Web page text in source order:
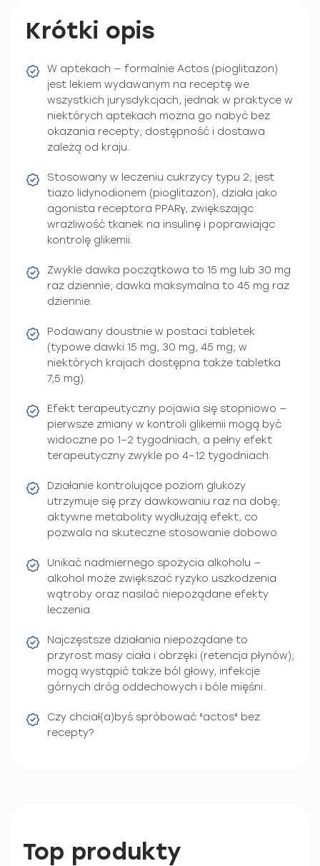
Krótki opis
W aptekach — formalnie Actos (pioglitazon)
jest lekiem wydawanym na receptę we
wszystkich jurysdykcjach, jednak w praktyce w
niektórych aptekach można go nabyć bez
okazania recepty; dostępność i dostawa
zależą od kraju.
Stosowany w leczeniu cukrzycy typu 2; jest
tiazo lidynodionem (pioglitazon), działa jako
agonista receptora PPARγ, zwiększając
wrażliwość tkanek na insulinę i poprawiając
kontrolę glikemii.
Zwykle dawka początkowa to 15 mg lub 30 mg
raz dziennie; dawka maksymalna to 45 mg raz
dziennie.
Podawany doustnie w postaci tabletek
(typowe dawki 15 mg, 30 mg, 45 mg; w
niektórych krajach dostępna także tabletka
7,5 mg).
Efekt terapeutyczny pojawia się stopniowo —
pierwsze zmiany w kontroli glikemii mogą być
widoczne po 1–2 tygodniach, a pełny efekt
terapeutyczny zwykle po 4–12 tygodniach.
Działanie kontrolujące poziom glukozy
utrzymuje się przy dawkowaniu raz na dobę;
aktywne metabolity wydłużają efekt, co
pozwala na skuteczne stosowanie dobowo.
Unikać nadmiernego spożycia alkoholu —
alkohol może zwiększać ryzyko uszkodzenia
wątroby oraz nasilać niepożądane efekty
leczenia.
Najczęstsze działania niepożądane to
przyrost masy ciała i obrzęki (retencja płynów);
mogą wystąpić także ból głowy, infekcje
górnych dróg oddechowych i bóle mięśni.
Czy chciał(a)byś spróbować "actos" bez
recepty?
Top produkty